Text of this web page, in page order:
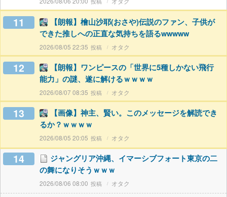
11
【朗報】檜山沙耶(おさや)伝説のファン、子供が
できた推しへの正直な気持ちを語るwwwww
2026/08/05 22:35 オタク
12
【朗報】ワンピースの「世界に5種しかない飛行
能力」の謎、遂に解けるｗｗｗｗ
2026/08/07 08:35 オタク
13
【画像】神主、賢い。このメッセージを解読でき
るか？ｗｗｗｗ
2026/08/05 20:05 オタク
14
ジャングリア沖縄、イマーシブフォート東京の二
の舞になりそうｗｗｗ
2026/08/06 08:00 オタク